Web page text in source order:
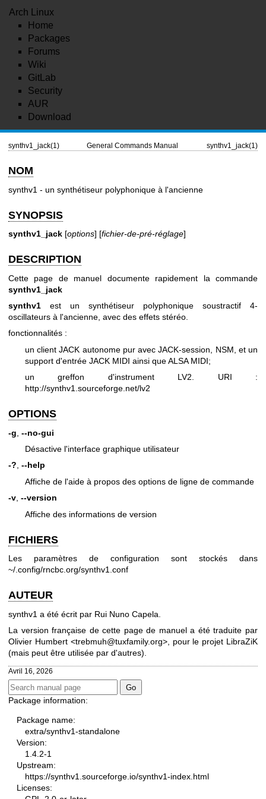
Arch Linux
Home
Packages
Forums
Wiki
GitLab
Security
AUR
Download
synthv1_jack(1) General Commands Manual synthv1_jack(1)
NOM
synthv1 - un synthétiseur polyphonique à l'ancienne
SYNOPSIS
synthv1_jack [options] [fichier-de-pré-réglage]
DESCRIPTION
Cette page de manuel documente rapidement la commande
synthv1_jack
synthv1 est un synthétiseur polyphonique soustractif 4-
oscillateurs à l'ancienne, avec des effets stéréo.
fonctionnalités :
un client JACK autonome pur avec JACK-session, NSM, et un
support d'entrée JACK MIDI ainsi que ALSA MIDI;
un greffon d'instrument LV2. URI :
http://synthv1.sourceforge.net/lv2
OPTIONS
-g --no-gui
Désactive l'interface graphique utilisateur
-?, --help
Affiche de l'aide à propos des options de ligne de commande
-v --version
Affiche des informations de version
FICHIERS
Les paramètres de configuration sont stockés dans
~/.config/rncbc.org/synthv1.conf
AUTEUR
synthv1 a été écrit par Rui Nuno Capela.
La version française de cette page de manuel a été traduite par
Olivier Humbert <trebmuh@tuxfamily.org>, pour le projet LibraZiK
(mais peut être utilisée par d'autres).
Avril 16, 2026
Package information:
Package name:
extra/synthv1-standalone
Version:
1.4.2-1
Upstream:
https://synthv1.sourceforge.io/synthv1-index.html
Licenses: